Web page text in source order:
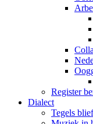
Register
Dialect
Tegels